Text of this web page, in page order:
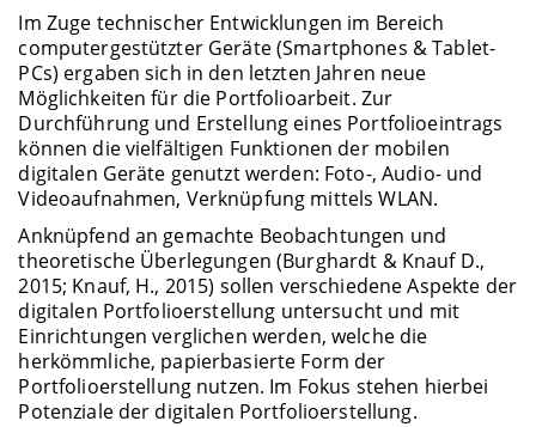
Im Zuge technischer Entwicklungen im Bereich
computergestützter Geräte (Smartphones & Tablet-
PCs) ergaben sich in den letzten Jahren neue
Möglichkeiten für die Portfolioarbeit. Zur
Durchführung und Erstellung eines Portfolioeintrags
können die vielfältigen Funktionen der mobilen
digitalen Geräte genutzt werden: Foto-, Audio- und
Videoaufnahmen, Verknüpfung mittels WLAN.
Anknüpfend an gemachte Beobachtungen und
theoretische Überlegungen (Burghardt & Knauf D.,
2015; Knauf, H., 2015) sollen verschiedene Aspekte der
digitalen Portfolioerstellung untersucht und mit
Einrichtungen verglichen werden, welche die
herkömmliche, papierbasierte Form der
Portfolioerstellung nutzen. Im Fokus stehen hierbei
Potenziale der digitalen Portfolioerstellung.